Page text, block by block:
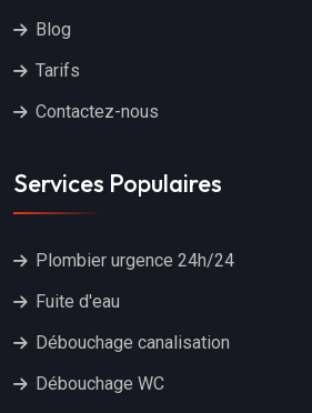
Blog
Tarifs
Contactez-nous
Services Populaires
Plombier urgence 24h/24
Fuite d'eau
Débouchage canalisation
Débouchage WC